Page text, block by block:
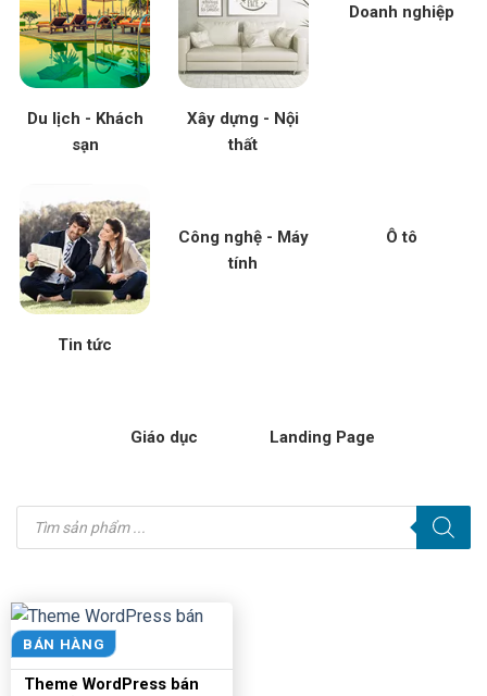
Du lịch - Khách
sạn
Xây dựng - Nội
thất
Doanh nghiệp
Tin tức
Công nghệ - Máy
tính
Ô tô
Giáo dục Landing Page
Tìm
kiếm
sản
BÁN HÀNG
Theme WordPress bán